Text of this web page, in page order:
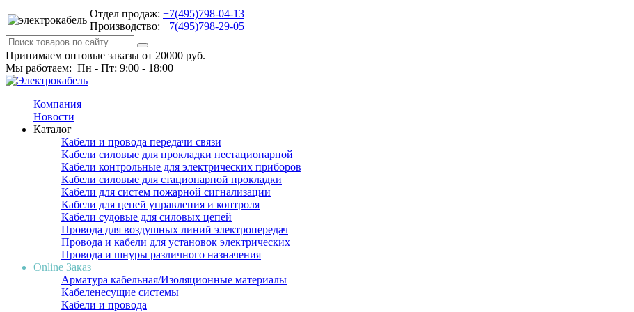
Отдел продаж: +7(495)798-04-13
Производство: +7(495)798-29-05
Принимаем оптовые заказы от 20000 руб.
Мы работаем: Пн - Пт: 9:00 - 18:00
Компания
Новости
Каталог
Кабели и провода передачи связи
Кабели силовые для прокладки нестационарной
Кабели контрольные для электрических приборов
Кабели силовые для стационарной прокладки
Кабели для систем пожарной сигнализации
Кабели для цепей управления и контроля
Кабели судовые для силовых цепей
Провода для воздушных линий электропередач
Провода и кабели для установок электрических
Провода и шнуры различного назначения
Online Заказ
Арматура кабельная/Изоляционные материалы
Кабеленесущие системы
Кабели и провода